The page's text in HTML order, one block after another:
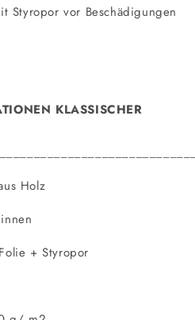
Styropor vor Beschädigungen
KLASSISCHER
Holz
+ Styropor